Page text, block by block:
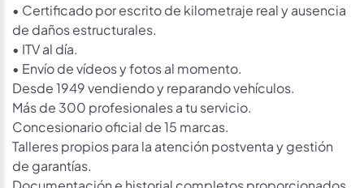
• Certificado por escrito de kilometraje real y ausencia
de daños estructurales.
• ITV al día.
• Envío de vídeos y fotos al momento.
Desde 1949 vendiendo y reparando vehículos.
Más de 300 profesionales a tu servicio.
Concesionario oficial de 15 marcas.
Talleres propios para la atención postventa y gestión
de garantías.
Documentación e historial completos proporcionados,